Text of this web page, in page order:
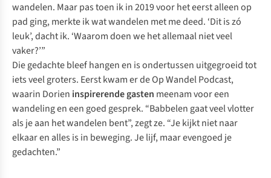
wandelen. Maar pas toen ik in 2019 voor het eerst alleen op
pad ging, merkte ik wat wandelen met me deed. ‘Dit is zó
leuk’, dacht ik. ‘Waarom doen we het allemaal niet veel
vaker?’”
Die gedachte bleef hangen en is ondertussen uitgegroeid tot
iets veel groters. Eerst kwam er de Op Wandel Podcast,
waarin Dorien inspirerende gasten meenam voor een
wandeling en een goed gesprek. “Babbelen gaat veel vlotter
als je aan het wandelen bent”, zegt ze. “Je kijkt niet naar
elkaar en alles is in beweging. Je lijf, maar evengoed je
gedachten.”